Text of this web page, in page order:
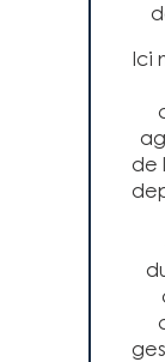
Ici
de